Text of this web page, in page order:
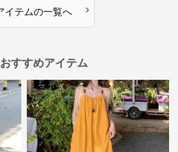
イテムの一覧へ ›
すすめアイテム